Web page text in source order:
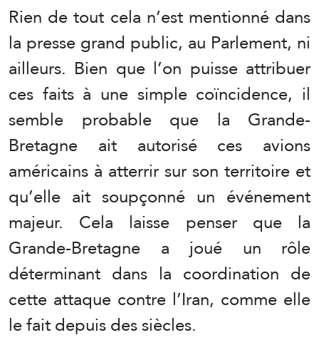
Rien de tout cela n’est mentionné dans
la presse grand public, au Parlement, ni
ailleurs. Bien que l’on puisse attribuer
ces faits à une simple coïncidence, il
semble probable que la Grande-
Bretagne ait autorisé ces avions
américains à atterrir sur son territoire et
qu’elle ait soupçonné un événement
majeur. Cela laisse penser que la
Grande-Bretagne a joué un rôle
déterminant dans la coordination de
cette attaque contre l’Iran, comme elle
le fait depuis des siècles.